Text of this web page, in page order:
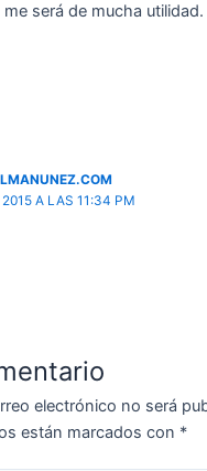
será de mucha utilidad.
A LAS 11:34 PM
electrónico no será
están marcados con *